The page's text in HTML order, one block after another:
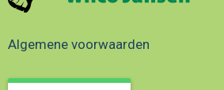
Algemene voorwaarden